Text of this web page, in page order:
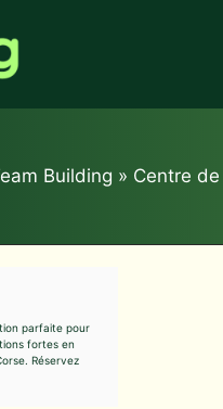
Building » Centre
parfaite pour
fortes en
Réservez